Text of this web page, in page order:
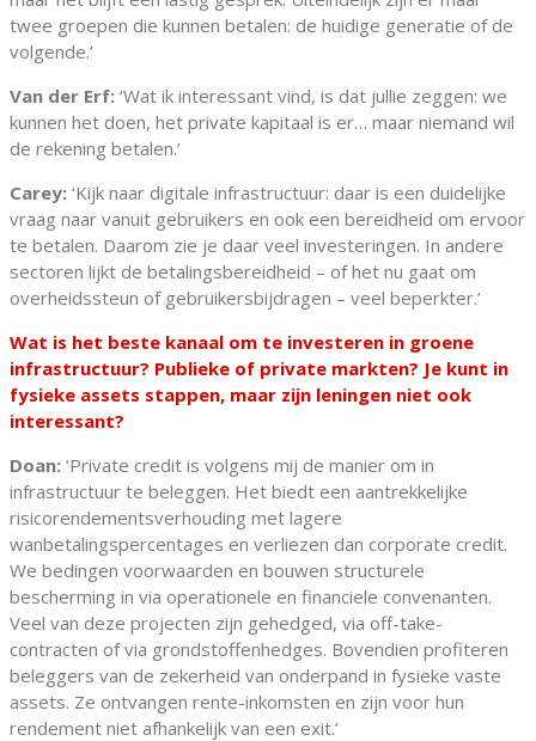
twee groepen die kunnen betalen: de huidige generatie of de
volgende.’
Van der Erf: ‘Wat ik interessant vind, is dat jullie zeggen: we
kunnen het doen, het private kapitaal is er… maar niemand wil
de rekening betalen.’
Carey: ‘Kijk naar digitale infrastructuur: daar is een duidelijke
vraag naar vanuit gebruikers en ook een bereidheid om ervoor
te betalen. Daarom zie je daar veel investeringen. In andere
sectoren lijkt de betalingsbereidheid – of het nu gaat om
overheidssteun of gebruikersbijdragen – veel beperkter.’
Wat is het beste kanaal om te investeren in groene
infrastructuur? Publieke of private markten? Je kunt in
fysieke assets stappen, maar zijn leningen niet ook
interessant?
Doan: ‘Private credit is volgens mij de manier om in
infrastructuur te beleggen. Het biedt een aantrekkelijke
risicorendementsverhouding met lagere
wanbetalingspercentages en verliezen dan corporate credit.
We bedingen voorwaarden en bouwen structurele
bescherming in via operationele en financiele convenanten.
Veel van deze projecten zijn gehedged, via off-take-
contracten of via grondstoffenhedges. Bovendien profiteren
beleggers van de zekerheid van onderpand in fysieke vaste
assets. Ze ontvangen rente-inkomsten en zijn voor hun
rendement niet afhankelijk van een exit.’